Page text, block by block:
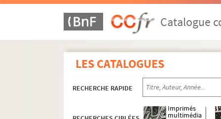
Catalogue
LES CATALOGUES
RECHERCHE RAPIDE
Imprimés
multimédia